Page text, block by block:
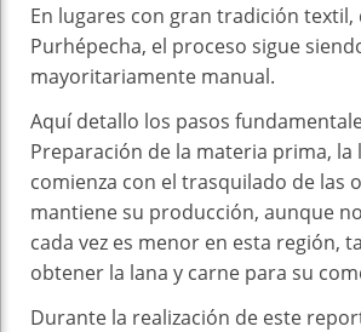
En lugares con gran tradición textil,
Purhépecha, el proceso sigue
mayoritariamente manual.
Aquí detallo los pasos
Preparación de la materia prima, la
comienza con el trasquilado de las
mantiene su producción, aunque
cada vez es menor en esta región,
obtener la lana y carne para su
Durante la realización de este